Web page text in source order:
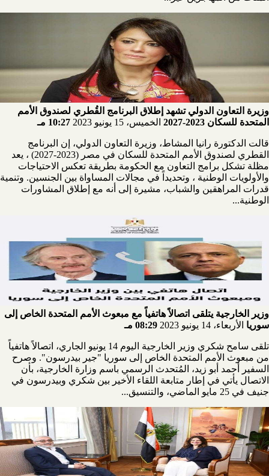
وزيرة التعاون الدولي تشهد إطلاق البرنامج القُطري لصندوق الأمم
المتحدة للسكان 2023-2027
الخميس، 15 يونيو 2023 10:27 مـ
قالت الدكتورة رانيا المشاط، وزيرة التعاون الدولي، إن البرنامج
القطري لصندوق الأمم المتحدة للسكان في مصر (2023-2027) ، يعد
مظلة تشكل برامج التعاون مع الحكومة بطريقة تعكس الاحتياجات
والأولويات الوطنية ، وتحديداً في مجالات المساواة بين الجنسين. وتنمية
قدرات المراهقين والشباب، مشيرة إلى أنه مع إطلاق المشاورات
الوطنية...
وزير الخارجية يتلقى اتصالاً هاتفياً مع مبعوث الأمم المتحدة الخاص إلى
سوريا الأربعاء، 14 يونيو 2023 08:29 مـ
تلقى سامح شكري وزير الخارجية اليوم 14 يونيو الجاري، اتصالاً هاتفياً
من مبعوث الأمم المتحدة الخاص إلى سوريا "جير بيدرسون". وصرح
السفير أحمد أبو زيد، المُتحدث الرسمي باسم وزارة الخارجية، بأن
الاتصال يأتي في إطار متابعة اللقاء الأخير بين شكري وبيدرسون في
جنيف في 25 مايو الماضي، والتنسيق...